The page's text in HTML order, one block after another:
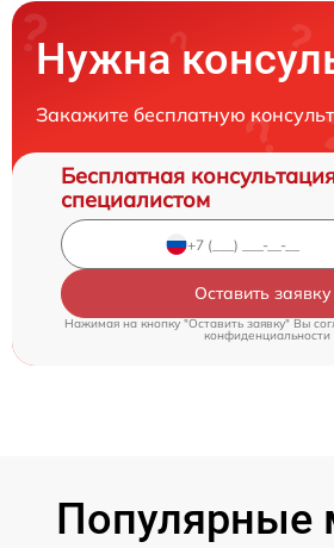
Нужна
Закажите бесплатную
Бесплатная
специалистом
Оставить заявку
Нажимая на кнопку "Оставить заявку" Вы
конфиденциальности
Популярные